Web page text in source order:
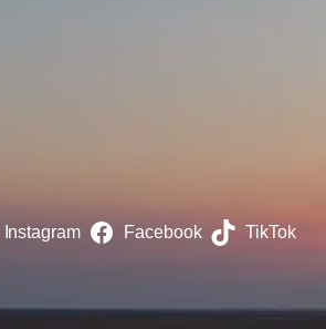
Instagram Facebook TikTok